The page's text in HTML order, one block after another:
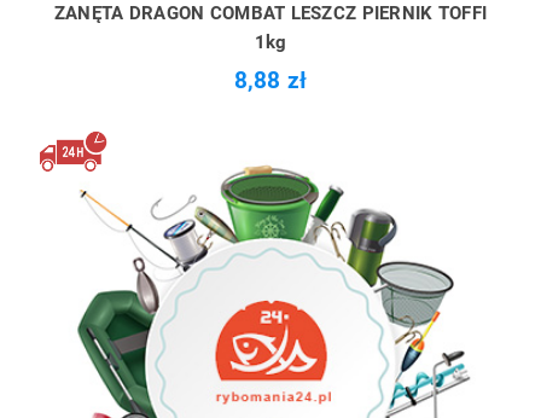
ZANĘTA DRAGON COMBAT LESZCZ PIERNIK TOFFI
1kg
8,88 zł